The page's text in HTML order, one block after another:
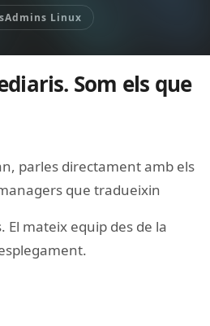
Linux
Som els que
parles directament amb els
que tradueixin
El mateix equip des de la